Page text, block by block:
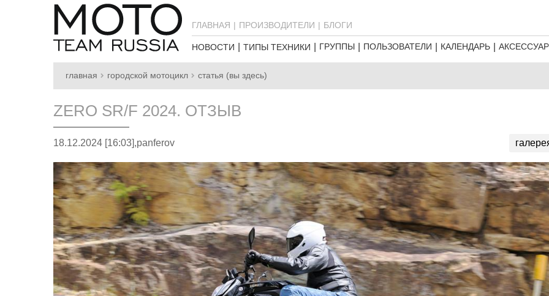
ГЛАВНАЯ ПРОИЗВОДИТЕЛИ БЛОГИ
НОВОСТИ ТИПЫ ТЕХНИКИ ГРУППЫ ПОЛЬЗОВАТЕЛИ КАЛЕНДАРЬ
главная городской мотоцикл статья (вы здесь)
ZERO SR/F 2024. ОТЗЫВ
18.12.2024 [16:03],panferov